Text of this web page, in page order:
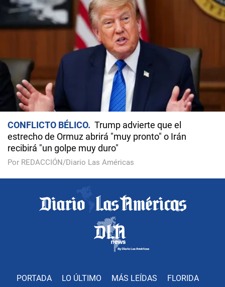
CONFLICTO BÉLICO
Trump advierte que el
estrecho de Ormuz abrirá "muy pronto" o Irán
recibirá "un golpe muy duro"
Por REDACCIÓN/Diario Las Américas
PORTADA LO ÚLTIMO MÁS LEÍDAS FLORIDA